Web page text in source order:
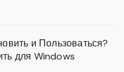
и Пользоваться?
для Windows